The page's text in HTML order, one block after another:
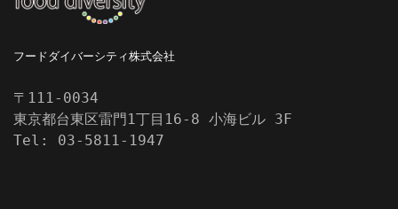
フードダイバーシティ株式会社
〒111-0034
東京都台東区雷門1丁目16-8 小海ビル 3F
Tel: 03-5811-1947